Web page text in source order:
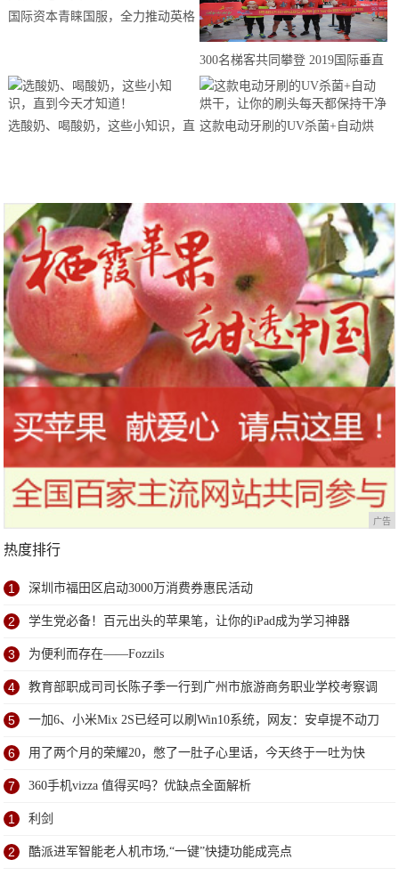
国际资本青睐国服，全力推动英格
300名梯客共同攀登 2019国际垂直
马拉松超级精英赛顺德海骏达中心
站欢乐开跑
选酸奶、喝酸奶，这些小知识，直 这款电动牙刷的UV杀菌+自动烘
广告
热度排行
1 深圳市福田区启动3000万消费券惠民活动
2 学生党必备！百元出头的苹果笔，让你的iPad成为学习神器
3 为便利而存在——Fozzils
4 教育部职成司司长陈子季一行到广州市旅游商务职业学校考察调
研
5 一加6、小米Mix 2S已经可以刷Win10系统，网友：安卓提不动刀
了？
6 用了两个月的荣耀20，憋了一肚子心里话，今天终于一吐为快
7 360手机vizza 值得买吗？优缺点全面解析
1 利剑
2 酷派进军智能老人机市场,“一键”快捷功能成亮点